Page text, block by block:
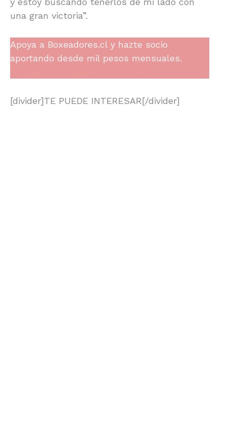
una gran victoria”.
Apoya a Boxeadores.cl y hazte socio
aportando desde mil pesos mensuales.
[divider]TE PUEDE INTERESAR[/divider]